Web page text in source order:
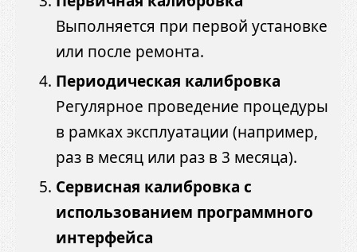
Выполняется при первой установке
или после ремонта.
Периодическая калибровка
Регулярное проведение процедуры
в рамках эксплуатации (например,
раз в месяц или раз в 3 месяца).
Сервисная калибровка с
использованием программного
интерфейса